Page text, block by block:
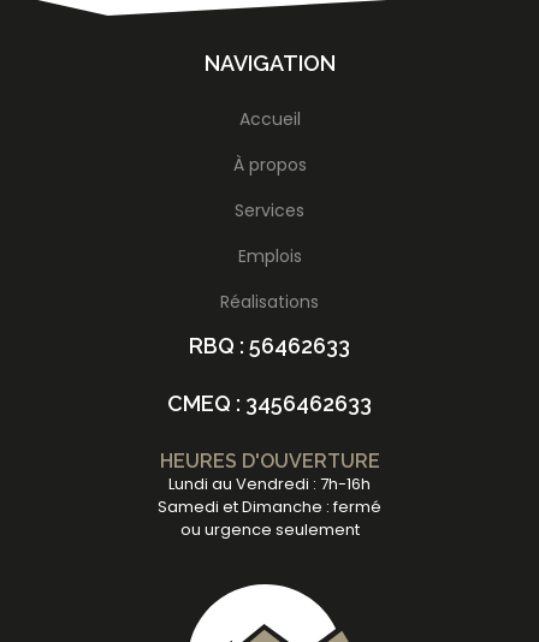
NAVIGATION
Accueil
À propos
Services
Emplois
Réalisations
RBQ : 56462633
CMEQ : 3456462633
HEURES D'OUVERTURE
Lundi au Vendredi : 7h-16h
Samedi et Dimanche : fermé
ou urgence seulement